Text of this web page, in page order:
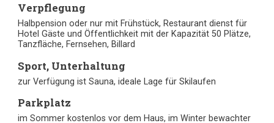
Verpflegung
Halbpension oder nur mit Frühstück, Restaurant dienst für
Hotel Gäste und Öffentlichkeit mit der Kapazität 50 Plätze,
Tanzfläche, Fernsehen, Billard
Sport, Unterhaltung
zur Verfügung ist Sauna, ideale Lage für Skilaufen
Parkplatz
im Sommer kostenlos vor dem Haus, im Winter bewachter